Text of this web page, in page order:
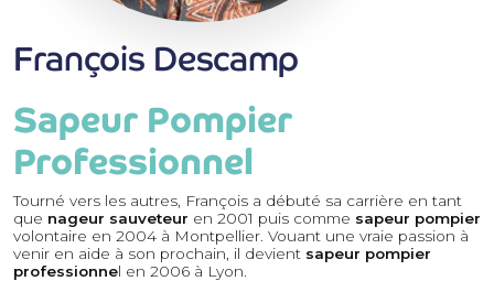
François Descamp
Sapeur Pompier
Professionnel
Tourné vers les autres, François a débuté sa carrière en tant
que nageur sauveteur en 2001 puis comme sapeur pompier
volontaire en 2004 à Montpellier. Vouant une vraie passion à
venir en aide à son prochain, il devient sapeur pompier
professionnel en 2006 à Lyon.